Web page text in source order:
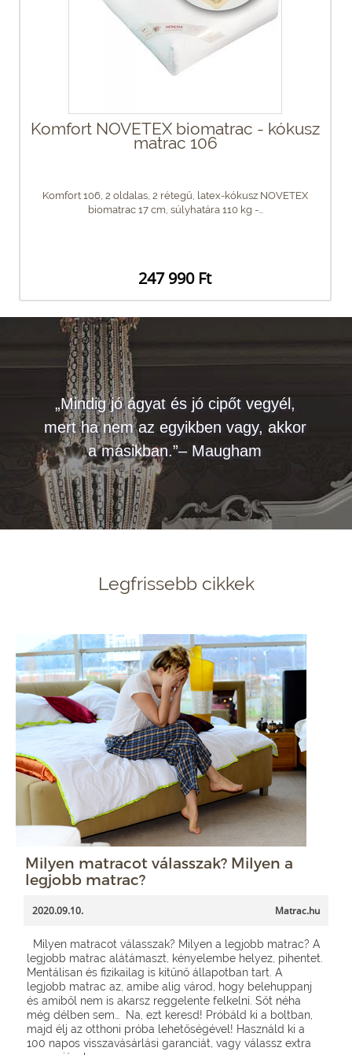
Komfort NOVETEX biomatrac - kókusz
matrac 106
Komfort 106, 2 oldalas, 2 rétegű, latex-kókusz NOVETEX
biomatrac 17 cm, súlyhatára 110 kg -...
247 990 Ft
„Mindig jó ágyat és jó cipőt vegyél,
mert ha nem az egyikben vagy, akkor
a másikban.”– Maugham
Legfrissebb cikkek
Milyen matracot válasszak? Milyen a
legjobb matrac?
2020.09.10. Matrac.hu
Milyen matracot válasszak? Milyen a legjobb matrac? A
legjobb matrac alátámaszt, kényelembe helyez, pihentet.
Mentálisan és fizikailag is kitűnő állapotban tart. A
legjobb matrac az, amibe alig várod, hogy belehuppanj
és amiből nem is akarsz reggelente felkelni. Sőt néha
még délben sem… Na, ezt keresd! Próbáld ki a boltban,
majd élj az otthoni próba lehetőségével! Használd ki a
100 napos visszavásárlási garanciát, vagy válassz extra